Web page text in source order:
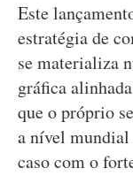
Este
estratégia de
se materializa
gráfica
que o próprio
a nível
caso com o